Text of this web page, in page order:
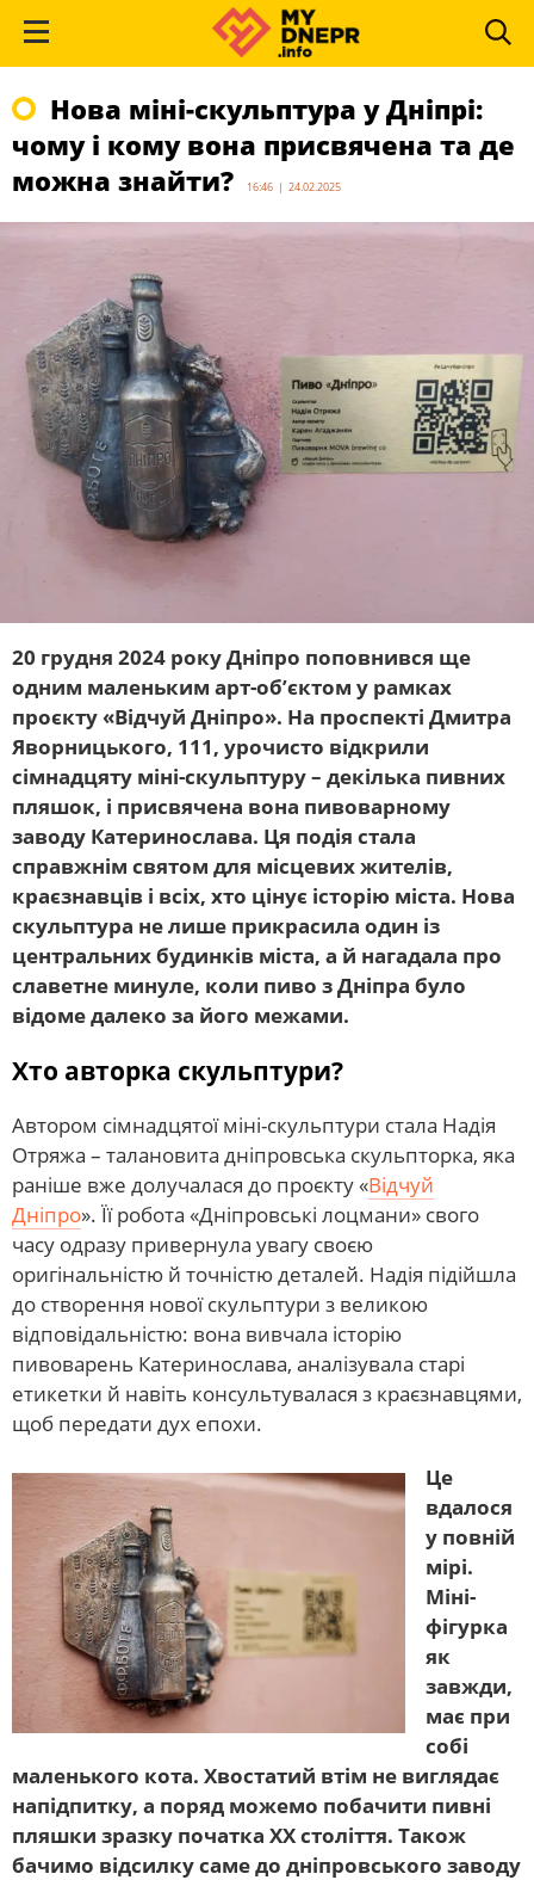
Нова міні-скульптура у Дніпрі:
чому і кому вона присвячена та де
можна знайти?
16:46 | 24.02.2025
20 грудня 2024 року Дніпро поповнився ще
одним маленьким арт-об’єктом у рамках
проєкту «Відчуй Дніпро». На проспекті Дмитра
Яворницького, 111, урочисто відкрили
сімнадцяту міні-скульптуру – декілька пивних
пляшок, і присвячена вона пивоварному
заводу Катеринослава. Ця подія стала
справжнім святом для місцевих жителів,
краєзнавців і всіх, хто цінує історію міста. Нова
скульптура не лише прикрасила один із
центральних будинків міста, а й нагадала про
славетне минуле, коли пиво з Дніпра було
відоме далеко за його межами.
Хто авторка скульптури?
Автором сімнадцятої міні-скульптури стала Надія
Отряжа – талановита дніпровська скульпторка, яка
раніше вже долучалася до проєкту «Відчуй
Дніпро». Її робота «Дніпровські лоцмани» свого
часу одразу привернула увагу своєю
оригінальністю й точністю деталей. Надія підійшла
до створення нової скульптури з великою
відповідальністю: вона вивчала історію
пивоварень Катеринослава, аналізувала старі
етикетки й навіть консультувалася з краєзнавцями,
щоб передати дух епохи.
Це
вдалося
у повній
мірі.
Міні-
фігурка
як
завжди,
має при
собі
маленького кота. Хвостатий втім не виглядає
напідпитку, а поряд можемо побачити пивні
пляшки зразку початка XX століття. Також
бачимо відсилку саме до дніпровського заводу